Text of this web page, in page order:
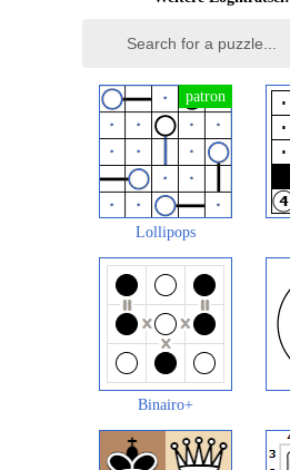
Lollipops
Binairo+